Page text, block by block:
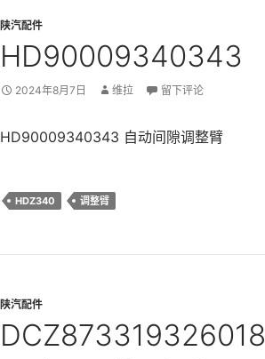
陕汽配件
HD90009340343
2024年8月7日 维拉 留下评论
HD90009340343 自动间隙调整臂
HDZ340 调整臂
陕汽配件
DCZ873319326018